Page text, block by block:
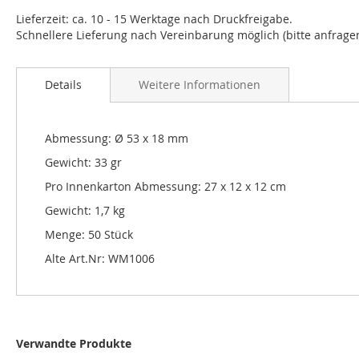
Lieferzeit: ca. 10 - 15 Werktage nach Druckfreigabe.
Schnellere Lieferung nach Vereinbarung möglich (bitte
Details
Abmessung: Ø 53 x 18 mm
Gewicht: 33 gr
Pro Innenkarton Abmessung: 27 x 12 x 12 cm
Gewicht: 1,7 kg
Menge: 50 Stück
Alte Art.Nr: WM1006
Weitere Informationen
Verwandte Produkte